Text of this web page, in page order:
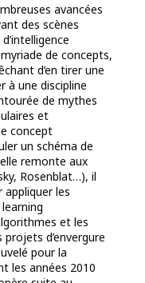
avancées
des scènes
de concepts,
d’en tirer une
à une discipline
de mythes
et
concept
un schéma de
remonte aux
Rosenblat…), il
les
et les
d’envergure
pour la
les années 2010